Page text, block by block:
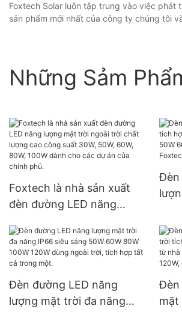
Foxtech Solar luôn tập trung vào việc phát
sản phẩm mới nhất của công ty chúng tôi
Những Sảm
Foxtech là nhà sản xuất
đèn đường LED năng
chất lượng cao công suất
30W, 50W, 60W, 80W,
100W dành cho các dự án
của chính phủ.
Đèn
Đèn đường LED năng
lượng mặt trời đa năng
Đèn
mặt